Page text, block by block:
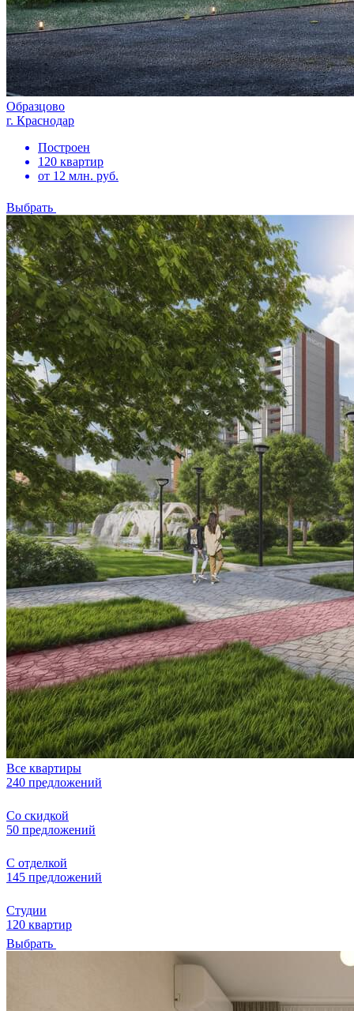
Образцово
г. Краснодар
Построен
120 квартир
от 12 млн. руб.
Выбрать
Все квартиры
240 предложений
Со скидкой
50 предложений
С отделкой
145 предложений
Студии
120 квартир
Выбрать